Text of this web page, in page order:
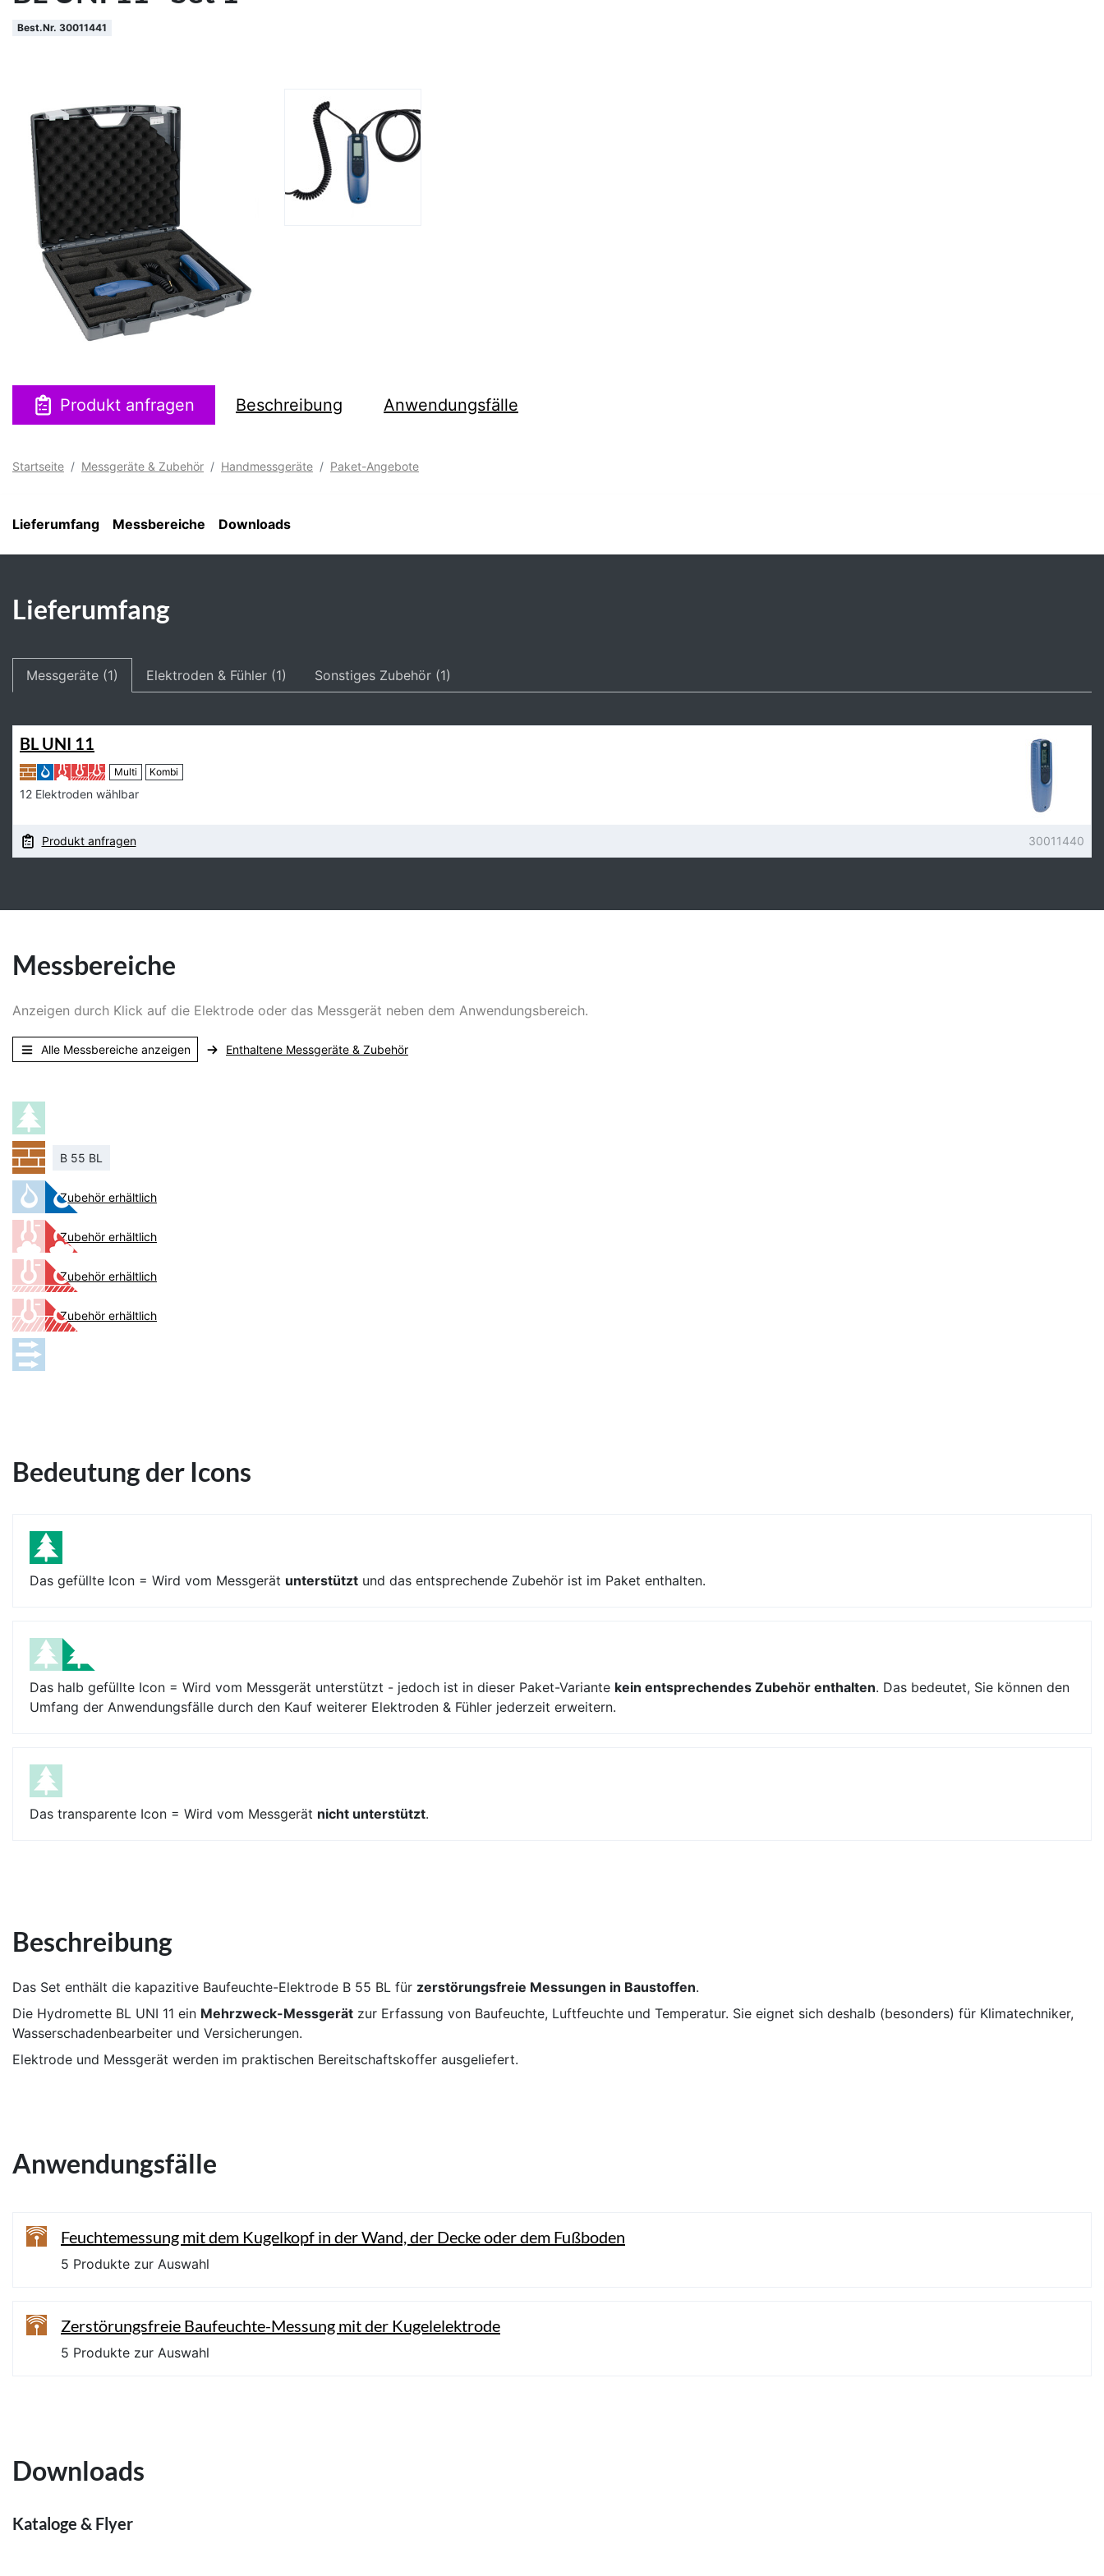
Best.Nr. 30011441
Produkt anfragen Beschreibung Anwendungsfälle
Startseite Messgeräte & Zubehör Handmessgeräte Paket-Angebote
Lieferumfang Messbereiche Downloads
Lieferumfang
Messgeräte (1) Elektroden & Fühler (1) Sonstiges Zubehör (1)
BL UNI 11
Multi Kombi
12 Elektroden wählbar
Produkt anfragen 30011440
Messbereiche
Anzeigen durch Klick auf die Elektrode oder das Messgerät neben dem Anwendungsbereich.
Alle Messbereiche anzeigen Enthaltene Messgeräte & Zubehör
B 55 BL
Zubehör erhältlich
Zubehör erhältlich
Zubehör erhältlich
Zubehör erhältlich
Bedeutung der Icons
Das gefüllte Icon = Wird vom Messgerät unterstützt und das entsprechende Zubehör ist im Paket enthalten.
Das halb gefüllte Icon = Wird vom Messgerät unterstützt - jedoch ist in dieser Paket-Variante kein entsprechendes Zubehör enthalten. Das bedeutet, Sie können den
Umfang der Anwendungsfälle durch den Kauf weiterer Elektroden & Fühler jederzeit erweitern.
Das transparente Icon = Wird vom Messgerät nicht unterstützt.
Beschreibung
Das Set enthält die kapazitive Baufeuchte-Elektrode B 55 BL für zerstörungsfreie Messungen in Baustoffen.
Die Hydromette BL UNI 11 ein Mehrzweck-Messgerät zur Erfassung von Baufeuchte, Luftfeuchte und Temperatur. Sie eignet sich deshalb (besonders) für Klimatechniker,
Wasserschadenbearbeiter und Versicherungen.
Elektrode und Messgerät werden im praktischen Bereitschaftskoffer ausgeliefert.
Anwendungsfälle
Feuchtemessung mit dem Kugelkopf in der Wand, der Decke oder dem Fußboden
5 Produkte zur Auswahl
Zerstörungsfreie Baufeuchte-Messung mit der Kugelelektrode
5 Produkte zur Auswahl
Downloads
Kataloge & Flyer